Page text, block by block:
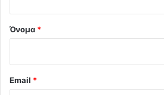
Όνομα *
Email *